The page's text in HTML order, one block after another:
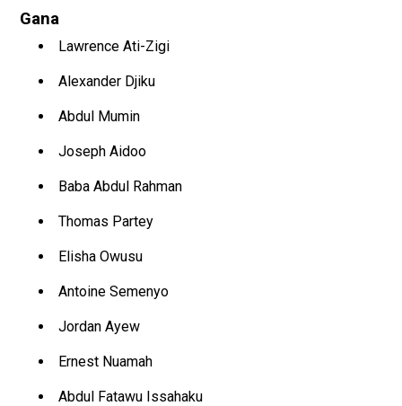
Gana
Lawrence Ati-Zigi
Alexander Djiku
Abdul Mumin
Joseph Aidoo
Baba Abdul Rahman
Thomas Partey
Elisha Owusu
Antoine Semenyo
Jordan Ayew
Ernest Nuamah
Abdul Fatawu Issahaku